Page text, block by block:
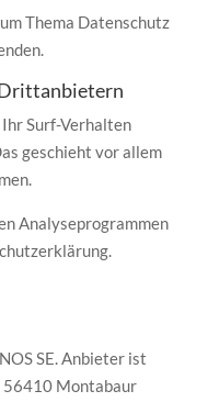
Thema Datenschutz
Dritt­anbietern
Surf-Verhalten
geschieht vor allem
Analyseprogrammen
SE. Anbieter ist
56410 Montabaur